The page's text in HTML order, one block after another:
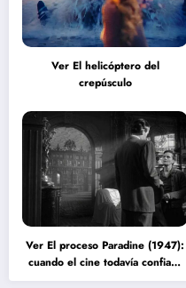
Ver El helicóptero del
crepúsculo
Ver El proceso Paradine (1947):
cuando el cine todavía confiaba
en la inteligencia del espectador